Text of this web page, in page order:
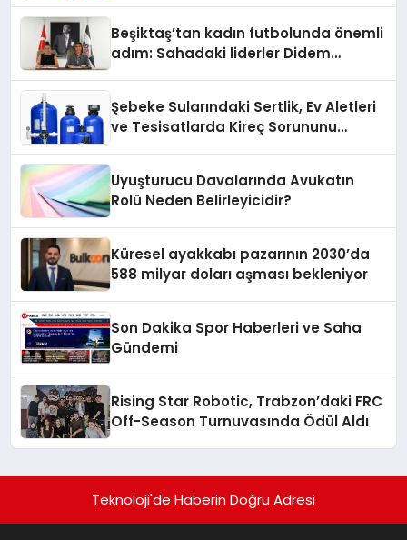
Beşiktaş’tan kadın futbolunda önemli
adım: Sahadaki liderler Didem
Şebeke Sularındaki Sertlik, Ev Aletleri
ve Tesisatlarda Kireç Sorununu
Uyuşturucu Davalarında Avukatın
Rolü Neden Belirleyicidir?
Küresel ayakkabı pazarının 2030’da
588 milyar doları aşması bekleniyor
Son Dakika Spor Haberleri ve Saha
Gündemi
Rising Star Robotic, Trabzon’daki FRC
Off-Season Turnuvasında Ödül Aldı
Teknoloji'de Haberin Doğru Adresi